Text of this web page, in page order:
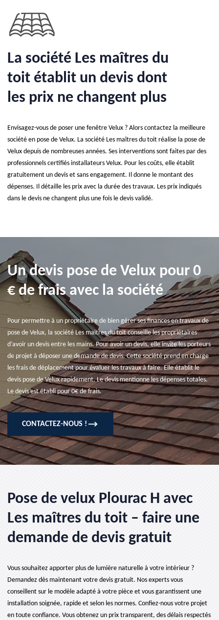
La société Les maîtres du
toit établit un devis dont
les prix ne changent plus
Envisagez-vous de poser une fenêtre Velux ? Alors contactez la meilleure
société en pose de Velux. La société Les maîtres du toit réalise la pose de
Velux depuis de nombreuses années. Ses interventions sont faites par des
professionnels certifiés installateurs Velux. Pour les coûts, elle établit
gratuitement un devis et sans engagement. Il donne le montant des
dépenses. Il détaille les prix avec la durée des travaux. Les prix indiqués
dans le devis ne changent plus une fois le devis validé.
Un devis pose de Velux pour 0
€ de frais avec la société
Pour permettre à un propriétaire de bien gérer ses finances en travaux de
pose de Velux, la société Les maîtres du toit conseille les propriétaires
d’avoir un devis entre les mains. Pour avoir un devis, elle invite les porteurs
de projet à déposer une demande de devis. Cette société prend en charge
les frais de déplacement pour évaluer les travaux à faire. Elle établit le
devis pose de Velux rapidement. Le devis mentionne les dépenses totales.
Le devis est établi pour 0€ de frais.
CONTACTEZ-NOUS !
Pose de velux Plourac H avec
Les maîtres du toit – faire une
demande de devis gratuit
Vous souhaitez apporter plus de lumière naturelle à votre intérieur ?
Demandez dès maintenant votre devis gratuit. Nos experts vous
conseillent sur le modèle adapté à votre pièce et vous garantissent une
installation soignée, rapide et selon les normes. Confiez-nous votre projet
en toute confiance. Vous obtenez un prix transparent, des délais respectés